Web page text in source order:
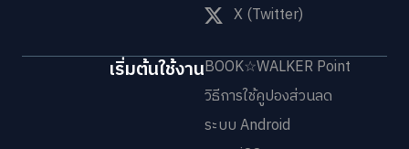
X (Twitter)
เริ่มต้นใช้งานBOOK☆WALKER Point
วิธีการใช้คูปองส่วนลด
ระบบ Android